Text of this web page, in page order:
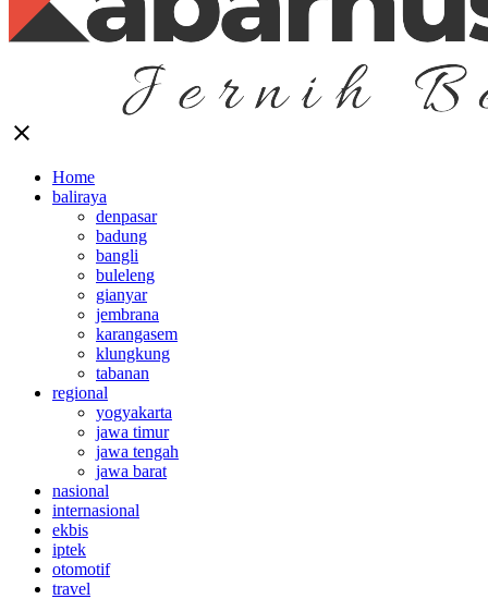
close
Home
baliraya
denpasar
badung
bangli
buleleng
gianyar
jembrana
karangasem
klungkung
tabanan
regional
yogyakarta
jawa timur
jawa tengah
jawa barat
nasional
internasional
ekbis
iptek
otomotif
travel